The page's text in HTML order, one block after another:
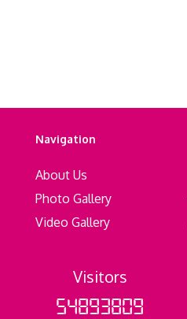
Navigation
About Us
Photo Gallery
Video Gallery
Visitors
54893809